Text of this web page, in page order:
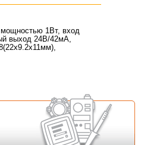
мощностью 1Вт, вход
выход 24В/42мА,